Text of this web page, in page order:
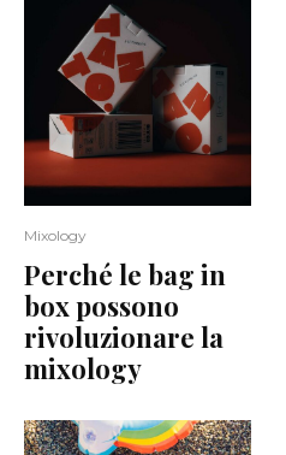
Mixology
Perché le bag in
box possono
rivoluzionare la
mixology